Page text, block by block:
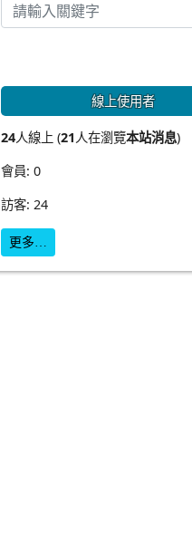
線上使用者
24人線上 (21人在瀏覽本站消息)
會員: 0
訪客: 24
更多…